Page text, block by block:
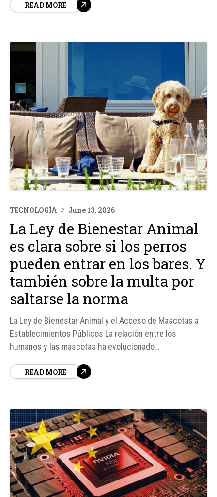
busca reducir la contaminación en el Valle de México
READ MORE
TECNOLOGÍA June 13, 2026
La Ley de Bienestar Animal
es clara sobre si los perros
pueden entrar en los bares. Y
también sobre la multa por
saltarse la norma
La Ley de Bienestar Animal y el Acceso de Mascotas a
Establecimientos Públicos La relación entre los
humanos y las mascotas ha evolucionado
punto en el que estas últimas se han convertido en
READ MORE